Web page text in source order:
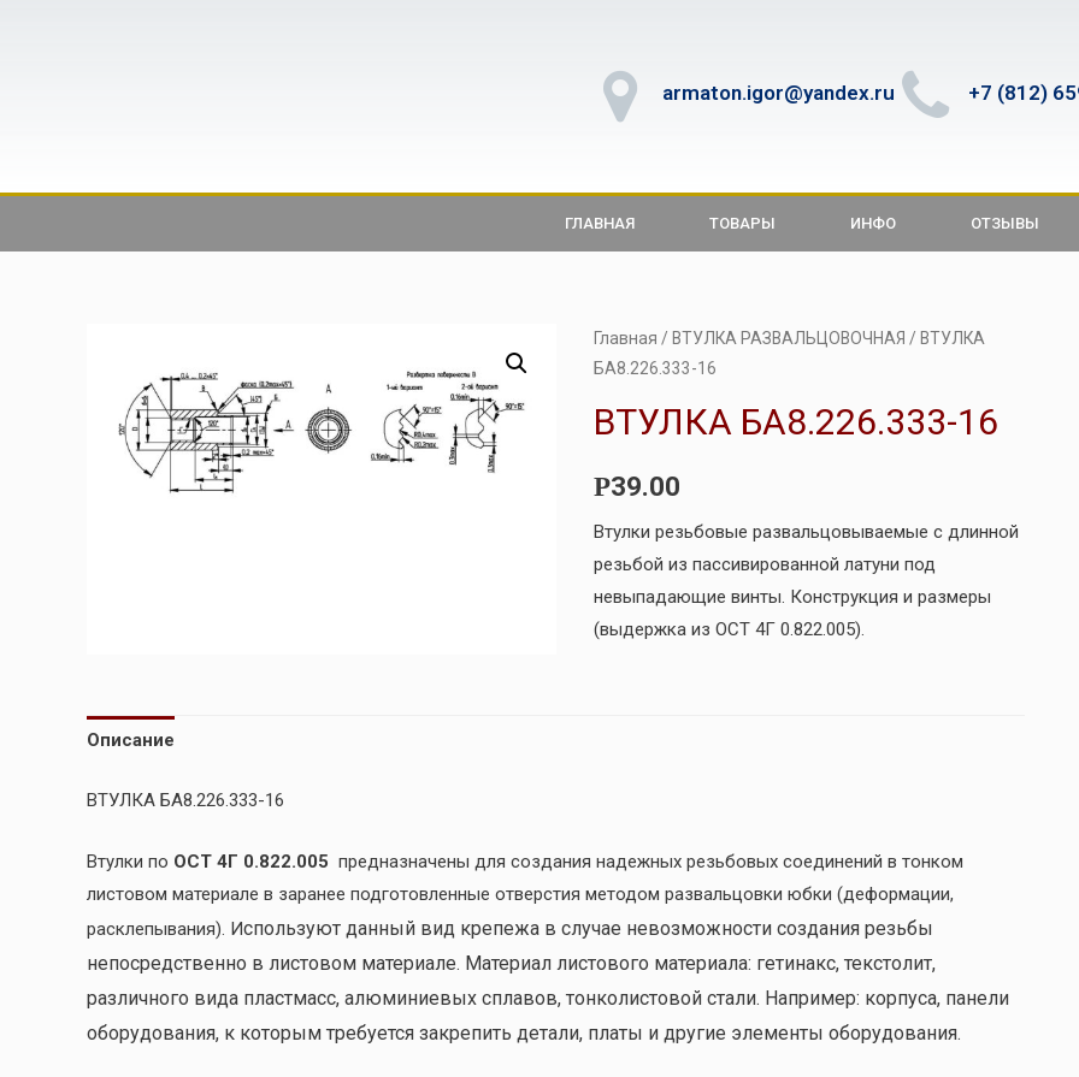
armaton.igor@yandex.ru +7 (812)
ГЛАВНАЯ ТОВАРЫ ИНФО ОТЗЫВЫ
Главная / ВТУЛКА РАЗВАЛЬЦОВОЧНАЯ / ВТУЛКА
БА8.226.333-16
ВТУЛКА БА8.226.333-16
Р39.00
Втулки резьбовые развальцовываемые с длинной
резьбой из пассивированной латуни под
невыпадающие винты. Конструкция и размеры
(выдержка из ОСТ 4Г 0.822.005).
Описание
ВТУЛКА БА8.226.333-16
Втулки по ОСТ 4Г 0.822.005 предназначены для создания надежных резьбовых соединений в тонком
листовом материале в заранее подготовленные отверстия методом развальцовки юбки (деформации,
расклепывания). Используют данный вид крепежа в случае невозможности создания резьбы
непосредственно в листовом материале. Материал листового материала: гетинакс, текстолит,
различного вида пластмасс, алюминиевых сплавов, тонколистовой стали. Например: корпуса, панели
оборудования, к которым требуется закрепить детали, платы и другие элементы оборудования.